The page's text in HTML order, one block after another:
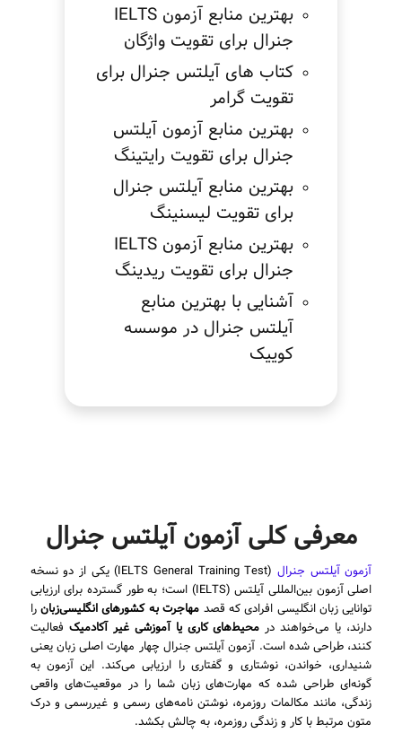
بهترین منابع آزمون IELTS
جنرال برای تقویت واژگان
کتاب های آیلتس جنرال برای
تقویت گرامر
بهترین منابع آزمون آیلتس
جنرال برای تقویت رایتینگ
بهترین منابع آیلتس جنرال
برای تقویت لیسنینگ
بهترین منابع آزمون IELTS
جنرال برای تقویت ریدینگ
آشنایی با بهترین منابع
آیلتس جنرال در موسسه
کوییک
معرفی کلی آزمون آیلتس جنرال
آزمون آیلتس جنرال
(IELTS General Training Test) یکی از دو نسخه
اصلی آزمون بین‌المللی آیلتس (IELTS) است؛ به طور گسترده برای ارزیابی
توانایی زبان انگلیسی افرادی که قصد مهاجرت به کشورهای انگلیسی‌زبانرا
دارند، یا می‌خواهند در محیط‌های کاری یا آموزشی غیر آکادمیک فعالیت
کنند، طراحی شده است. آزمون آیلتس جنرال چهار مهارت اصلی زبان یعنی
شنیداری، خواندن، نوشتاری و گفتاری را ارزیابی می‌کند. این آزمون به
گونه‌ای طراحی شده که مهارت‌های زبان شما را در موقعیت‌های واقعی
زندگی، مانند مکالمات روزمره، نوشتن نامه‌های رسمی و غیررسمی و درک
متون مرتبط با کار و زندگی روزمره، به چالش بکشد.